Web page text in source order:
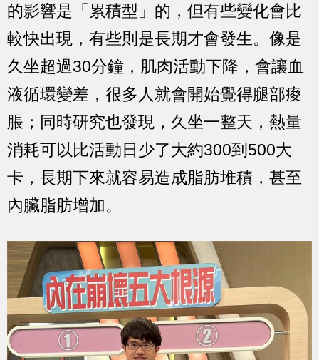
的影響是「累積型」的，但有些變化會比
較快出現，有些則是長期才會發生。像是
久坐超過30分鐘，肌肉活動下降，會讓血
液循環變差，很多人就會開始覺得腿部痠
脹；同時研究也發現，久坐一整天，熱量
消耗可以比活動日少了大約300到500大
卡，長期下來就容易造成脂肪堆積，甚至
內臟脂肪增加。